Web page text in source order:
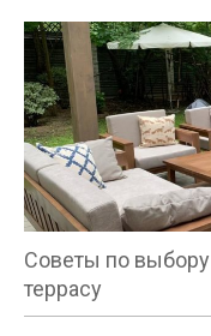
Советы по
террасу